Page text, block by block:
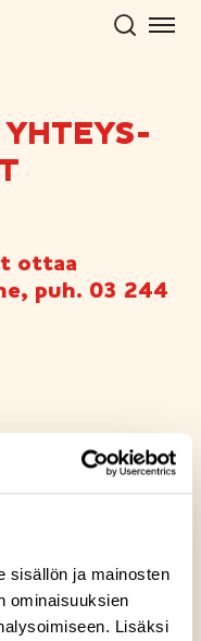
sisällön ja mainosten
ominaisuuksien
Lisäksi
YHTEYS­
ottaa
puh. 03 244